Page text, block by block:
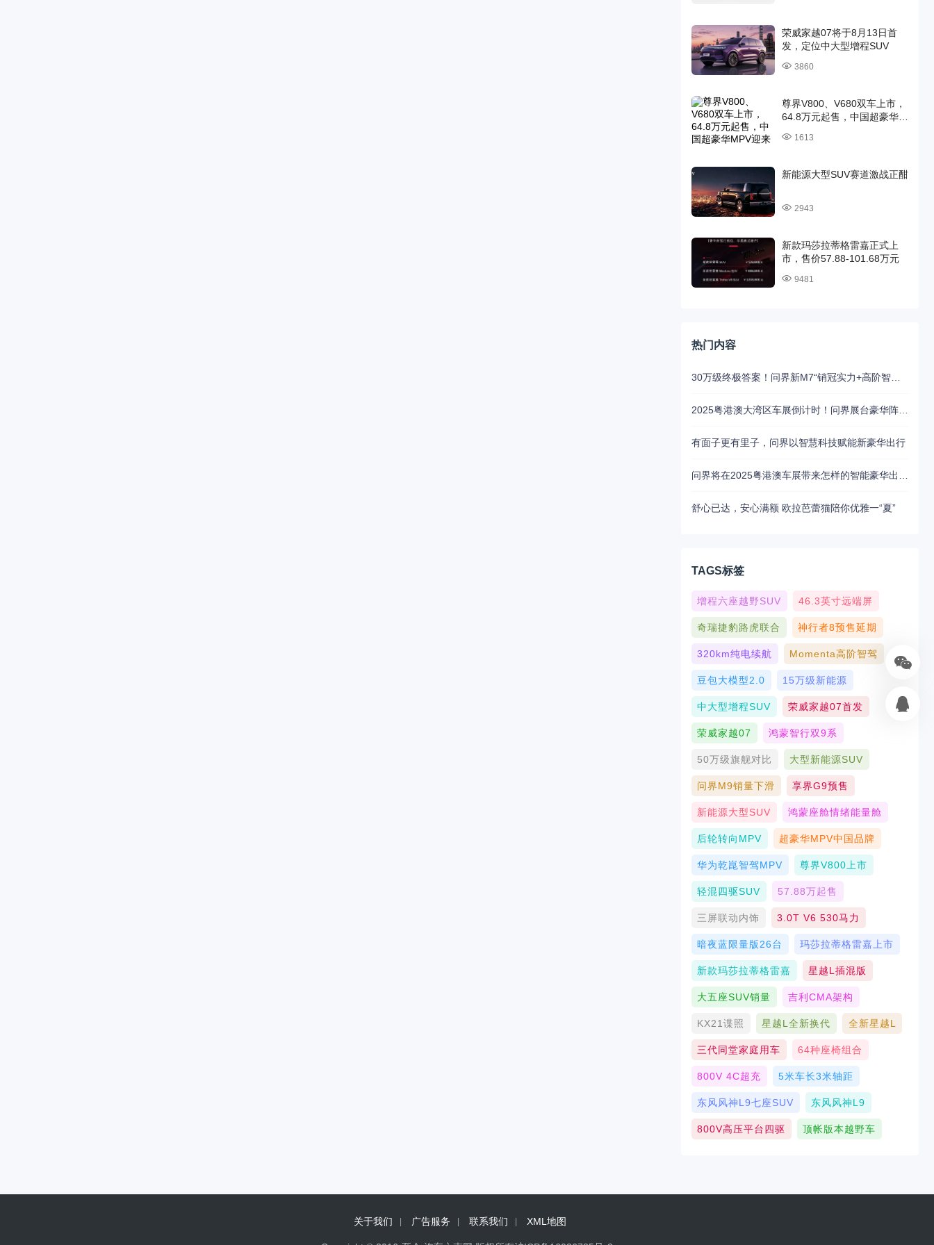
荣威家越07将于8月13日首
发，定位中大型增程SUV
3860
尊界V800、V680双车上市，
64.8万元起售，中国超豪华
1613
新能源大型SUV赛道激战正酣
2943
新款玛莎拉蒂格雷嘉正式上
市，售价57.88-101.68万元
9481
热门内容
2025粤港澳大湾区车展倒计时！问界展台豪华阵容抢先揭秘
有面子更有里子，问界以智慧科技赋能新豪华出行
舒心已达，安心满额 欧拉芭蕾猫陪你优雅一“夏”
TAGS标签
增程六座越野SUV 46.3英寸远端屏
奇瑞捷豹路虎联合 神行者8预售延期
320km纯电续航 Momenta高阶智驾
豆包大模型2.0 15万级新能源
中大型增程SUV 荣威家越07首发
荣威家越07 鸿蒙智行双9系
50万级旗舰对比 大型新能源SUV
问界M9销量下滑 享界G9预售
新能源大型SUV 鸿蒙座舱情绪能量舱
后轮转向MPV 超豪华MPV中国品牌
华为乾崑智驾MPV 尊界V800上市
轻混四驱SUV 57.88万起售
三屏联动内饰 3.0T V6 530马力
暗夜蓝限量版26台 玛莎拉蒂格雷嘉上市
新款玛莎拉蒂格雷嘉 星越L插混版
大五座SUV销量 吉利CMA架构
KX21谍照 星越L全新换代 全新星越L
三代同堂家庭用车 64种座椅组合
800V 4C超充 5米车长3米轴距
东风风神L9七座SUV 东风风神L9
800V高压平台四驱 顶帐版本越野车
关于我们 广告服务 联系我们 XML地图